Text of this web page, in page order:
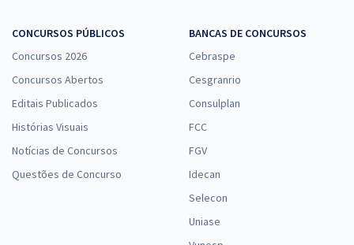
CONCURSOS PÚBLICOS
Concursos 2026
Concursos Abertos
Editais Publicados
Histórias Visuais
Notícias de Concursos
Questões de Concurso
BANCAS DE CONCURSOS
Cebraspe
Cesgranrio
Consulplan
FCC
FGV
Idecan
Selecon
Uniase